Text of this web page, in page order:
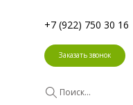
Заказать звонок
+7 (922) 750 30 16
Поиск...